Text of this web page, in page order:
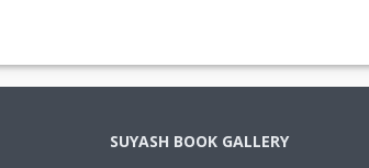
SUYASH BOOK GALLERY